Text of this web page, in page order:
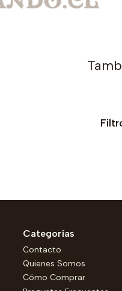
Categorías
Contacto
Quienes Somos
Cómo Comprar